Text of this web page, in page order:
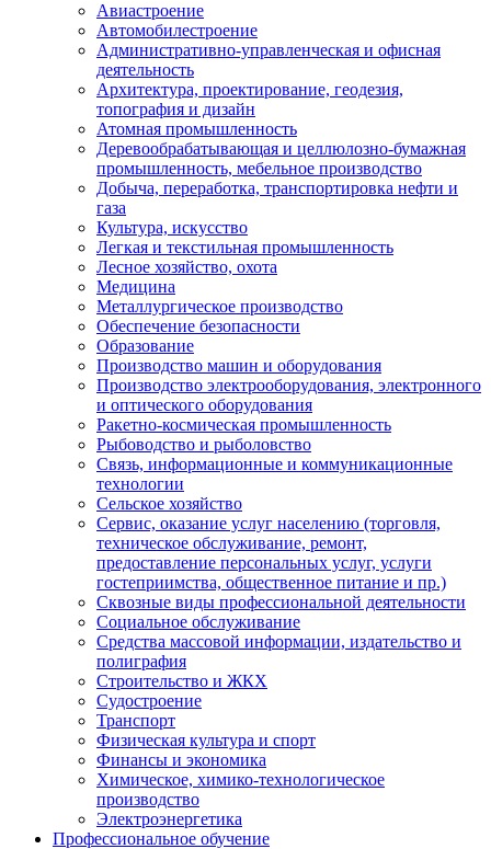
Авиастроение
Автомобилестроение
Административно-управленческая и офисная
деятельность
Архитектура, проектирование, геодезия,
топография и дизайн
Атомная промышленность
Деревообрабатывающая и целлюлозно-бумажная
промышленность, мебельное производство
Добыча, переработка, транспортировка нефти и
газа
Культура, искусство
Легкая и текстильная промышленность
Лесное хозяйство, охота
Медицина
Металлургическое производство
Обеспечение безопасности
Образование
Производство машин и оборудования
Производство электрооборудования, электронного
и оптического оборудования
Ракетно-космическая промышленность
Рыбоводство и рыболовство
Связь, информационные и коммуникационные
технологии
Сельское хозяйство
Сервис, оказание услуг населению (торговля,
техническое обслуживание, ремонт,
предоставление персональных услуг, услуги
гостеприимства, общественное питание и пр.)
Сквозные виды профессиональной деятельности
Социальное обслуживание
Средства массовой информации, издательство и
полиграфия
Строительство и ЖКХ
Судостроение
Транспорт
Физическая культура и спорт
Финансы и экономика
Химическое, химико-технологическое
производство
Электроэнергетика
Профессиональное обучение